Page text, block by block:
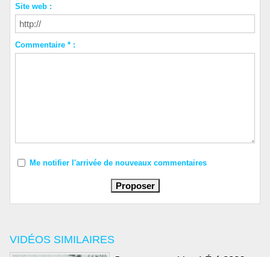
VIDÉOS SIMILAIRES
Site web :
Commentaire * :
Me notifier l'arrivée de nouveaux commentaires